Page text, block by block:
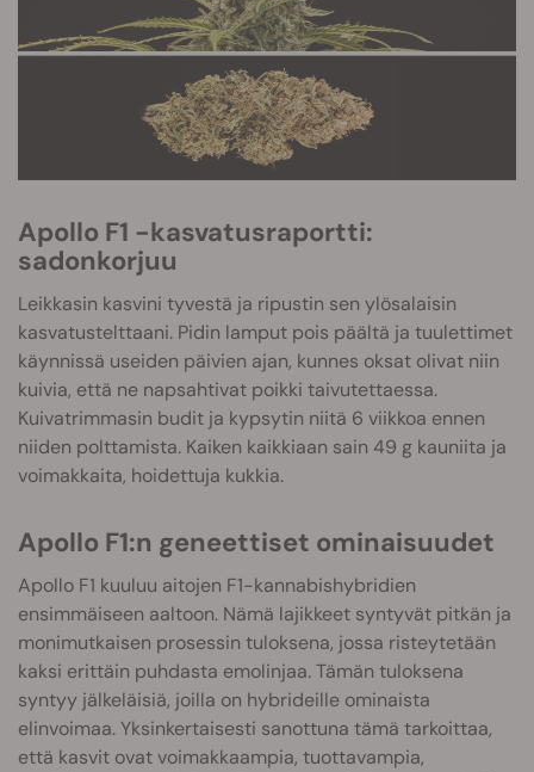
Apollo F1 -kasvatusraportti:
sadonkorjuu
Leikkasin kasvini tyvestä ja ripustin sen ylösalaisin
kasvatustelttaani. Pidin lamput pois päältä ja tuulettimet
käynnissä useiden päivien ajan, kunnes oksat olivat niin
kuivia, että ne napsahtivat poikki taivutettaessa.
Kuivatrimmasin budit ja kypsytin niitä 6 viikkoa ennen
niiden polttamista. Kaiken kaikkiaan sain 49 g kauniita ja
voimakkaita, hoidettuja kukkia.
Apollo F1:n geneettiset ominaisuudet
Apollo F1 kuuluu aitojen F1-kannabishybridien
ensimmäiseen aaltoon. Nämä lajikkeet syntyvät pitkän ja
monimutkaisen prosessin tuloksena, jossa risteytetään
kaksi erittäin puhdasta emolinjaa. Tämän tuloksena
syntyy jälkeläisiä, joilla on hybrideille ominaista
elinvoimaa. Yksinkertaisesti sanottuna tämä tarkoittaa,
että kasvit ovat voimakkaampia, tuottavampia,